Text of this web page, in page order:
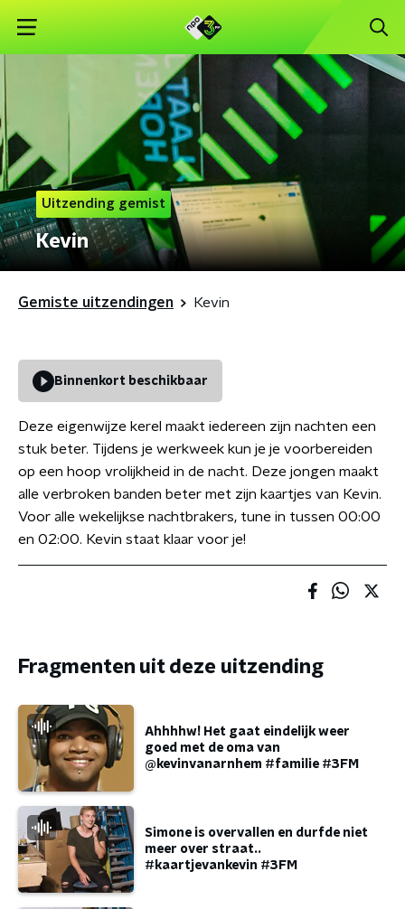
Uitzending gemist
Kevin
Gemiste uitzendingen Kevin
Binnenkort beschikbaar
Deze eigenwijze kerel maakt iedereen zijn nachten een
stuk beter. Tijdens je werkweek kun je je voorbereiden
op een hoop vrolijkheid in de nacht. Deze jongen maakt
alle verbroken banden beter met zijn kaartjes van Kevin.
Voor alle wekelijkse nachtbrakers, tune in tussen 00:00
en 02:00. Kevin staat klaar voor je!
Fragmenten uit deze uitzending
Ahhhhw! Het gaat eindelijk weer
goed met de oma van
@kevinvanarnhem #familie #3FM
Simone is overvallen en durfde niet
meer over straat..
#kaartjevankevin #3FM